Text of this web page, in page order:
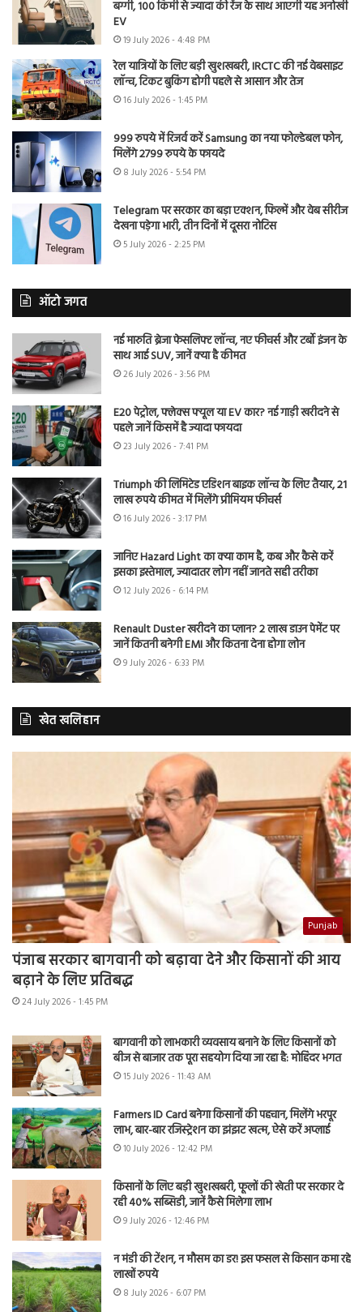
बग्गी, 100 किमी से ज्यादा की रेंज के साथ आएगी यह अनोखी
EV
19 July 2026 - 4:48 PM
रेल यात्रियों के लिए बड़ी खुशखबरी, IRCTC की नई वेबसाइट
लॉन्च, टिकट बुकिंग होगी पहले से आसान और तेज
16 July 2026 - 1:45 PM
999 रुपये में रिजर्व करें Samsung का नया फोल्डेबल फोन,
मिलेंगे 2799 रुपये के फायदे
8 July 2026 - 5:54 PM
Telegram पर सरकार का बड़ा एक्शन, फिल्में और वेब सीरीज
देखना पड़ेगा भारी, तीन दिनों में दूसरा नोटिस
5 July 2026 - 2:25 PM
ऑटो जगत
नई मारुति ब्रेजा फेसलिफ्ट लॉन्च, नए फीचर्स और टर्बो इंजन के
साथ आई SUV, जानें क्या है कीमत
26 July 2026 - 3:56 PM
E20 पेट्रोल, फ्लेक्स फ्यूल या EV कार? नई गाड़ी खरीदने से
पहले जानें किसमें है ज्यादा फायदा
23 July 2026 - 7:41 PM
Triumph की लिमिटेड एडिशन बाइक लॉन्च के लिए तैयार, 21
लाख रुपये कीमत में मिलेंगे प्रीमियम फीचर्स
16 July 2026 - 3:17 PM
जानिए Hazard Light का क्या काम है, कब और कैसे करें
इसका इस्तेमाल, ज्यादातर लोग नहीं जानते सही तरीका
12 July 2026 - 6:14 PM
Renault Duster खरीदने का प्लान? 2 लाख डाउन पेमेंट पर
जानें कितनी बनेगी EMI और कितना देना होगा लोन
9 July 2026 - 6:33 PM
खेत खलिहान
Punjab
पंजाब सरकार बागवानी को बढ़ावा देने और किसानों की आय
बढ़ाने के लिए प्रतिबद्ध
24 July 2026 - 1:45 PM
बागवानी को लाभकारी व्यवसाय बनाने के लिए किसानों को
बीज से बाजार तक पूरा सहयोग दिया जा रहा है: मोहिंदर भगत
15 July 2026 - 11:43 AM
Farmers ID Card बनेगा किसानों की पहचान, मिलेंगे भरपूर
लाभ, बार-बार रजिस्ट्रेशन का झंझट खत्म, ऐसे करें अप्लाई
10 July 2026 - 12:42 PM
किसानों के लिए बड़ी खुशखबरी, फूलों की खेती पर सरकार दे
रही 40% सब्सिडी, जानें कैसे मिलेगा लाभ
9 July 2026 - 12:46 PM
न मंडी की टेंशन, न मौसम का डर! इस फसल से किसान कमा रहे
लाखों रुपये
8 July 2026 - 6:07 PM